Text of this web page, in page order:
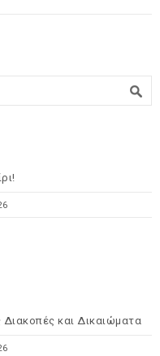
Διακοπές και Δικαιώματα